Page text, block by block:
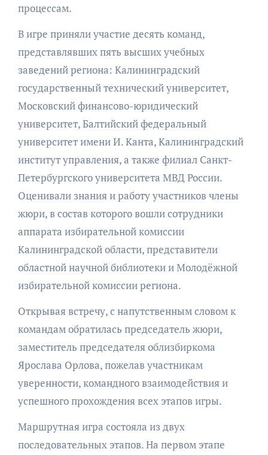
процессам.
В игре приняли участие десять команд,
представлявших пять высших учебных
заведений региона: Калининградский
государственный технический университет,
Московский финансово-юридический
университет, Балтийский федеральный
университет имени И. Канта, Калининградский
институт управления, а также филиал Санкт-
Петербургского университета МВД России.
Оценивали знания и работу участников члены
жюри, в состав которого вошли сотрудники
аппарата избирательной комиссии
Калининградской области, представители
областной научной библиотеки и Молодёжной
избирательной комиссии региона.
Открывая встречу, с напутственным словом к
командам обратилась председатель жюри,
заместитель председателя облизбиркома
Ярослава Орлова, пожелав участникам
уверенности, командного взаимодействия и
успешного прохождения всех этапов игры.
Маршрутная игра состояла из двух
последовательных этапов. На первом этапе